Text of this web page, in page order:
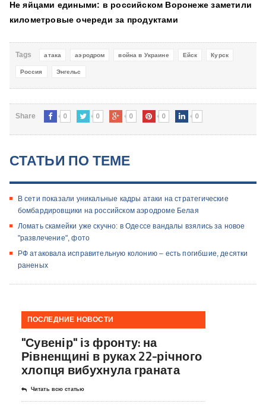
Не яйцами едиными: в российском Воронеже заметили
километровые очереди за продуктами
Tags атака аэродром война в Украине Ейск Курск
Россия Энгельс
Share 0 0 0 0 0
СТАТЬИ ПО ТЕМЕ
В сети показали уникальные кадры атаки на стратегические
бомбардировщики на российском аэродроме Белая
Ломать скамейки уже скучно: в Одессе вандалы взялись за новое
"развлечение", фото
РФ атаковала исправительную колонию – есть погибшие, десятки
раненых
ПОСЛЕДНИЕ НОВОСТИ
"Сувенір" із фронту: на
Рівненщині в руках 22-річного
хлопця вибухнула граната
Читать всю статью